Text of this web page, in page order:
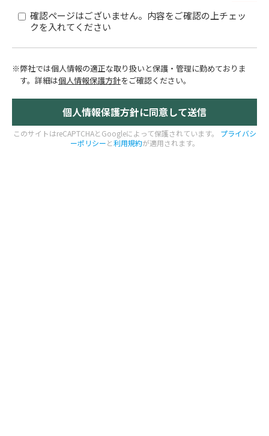
確認ページはございません。内容をご確認の上チェッ
クを入れてください
※弊社では個人情報の適正な取り扱いと保護・管理に勤めておりま
す。 詳細は個人情報保護方針をご確認ください。
このサイトはreCAPTCHAとGoogleによって保護されています。
プライバシ
ーポリシーと利用規約が適用されます。